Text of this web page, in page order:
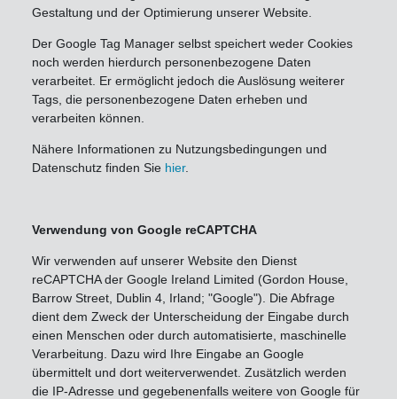
Gestaltung und der Optimierung unserer Website.
Der Google Tag Manager selbst speichert weder Cookies
noch werden hierdurch personenbezogene Daten
verarbeitet. Er ermöglicht jedoch die Auslösung weiterer
Tags, die personenbezogene Daten erheben und
verarbeiten können.
Nähere Informationen zu Nutzungsbedingungen und
Datenschutz finden Sie hier.
Verwendung von Google reCAPTCHA
Wir verwenden auf unserer Website den Dienst
reCAPTCHA der Google Ireland Limited (Gordon House,
Barrow Street, Dublin 4, Irland; "Google"). Die Abfrage
dient dem Zweck der Unterscheidung der Eingabe durch
einen Menschen oder durch automatisierte, maschinelle
Verarbeitung. Dazu wird Ihre Eingabe an Google
übermittelt und dort weiterverwendet. Zusätzlich werden
die IP-Adresse und gegebenenfalls weitere von Google für